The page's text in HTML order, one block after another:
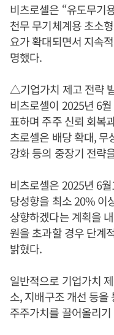
비츠로셀은 “유도무기
천무 무기체계용 초소
요가 확대되면서 지속
명했다.
△기업가치 제고 전략
비츠로셀이 2025년 6
표하며 주주 신뢰 회복
츠로셀은 배당 확대, 무
강화 등의 중장기 전략
비츠로셀은 2025년 6
당성향을 최소 20% 이
상향하겠다는 계획을
원을 초과할 경우 단계
밝혔다.
일반적으로 기업가치
소, 지배구조 개선 등
주주가치를 끌어올리